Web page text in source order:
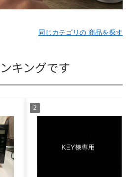
同じカテゴリの 商品を探す
キングです